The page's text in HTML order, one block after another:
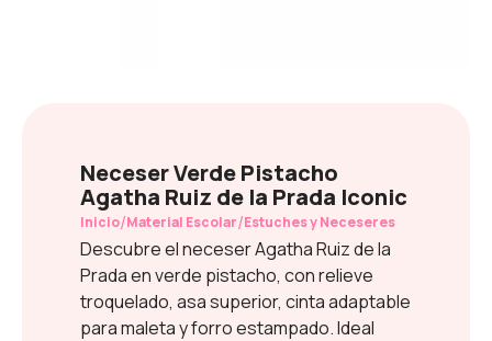
Neceser Verde Pistacho
Agatha Ruiz de la Prada Iconic
Inicio/Material Escolar/Estuches y Neceseres
Descubre el neceser Agatha Ruiz de la
Prada en verde pistacho, con relieve
troquelado, asa superior, cinta adaptable
para maleta y forro estampado. Ideal